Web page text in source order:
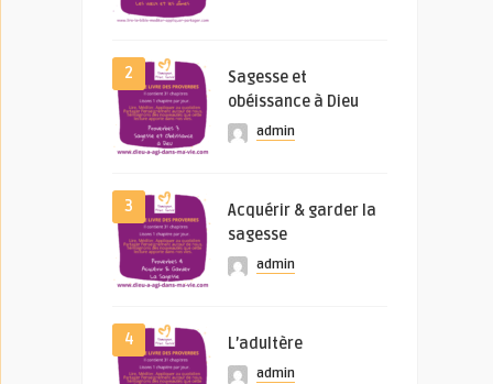
2
Sagesse et
obéissance à Dieu
admin
3
Acquérir & garder la
sagesse
admin
4 L’adultère
admin